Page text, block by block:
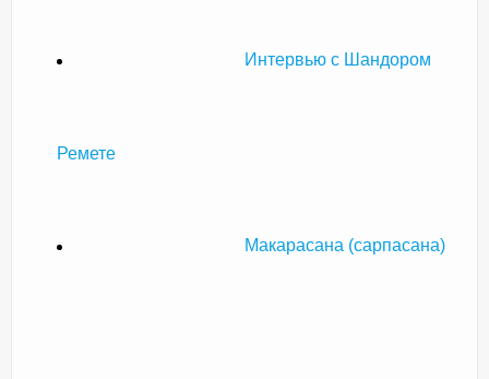
Интервью с Шандором
Ремете
Макарасана (сарпасана)